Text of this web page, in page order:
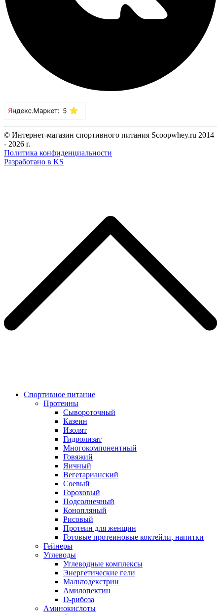
© Интернет-магазин спортивного питания Scoopwhey.ru 2014
- 2026 г.
Политика конфиденциальности
Разработано в KS
Спортивное питание
Протеины
Сывороточный
Казеин
Изолят
Гидролизат
Многокомпонентный
Говяжий
Яичный
Вегетарианский
Соевый
Гороховый
Подсолнечный
Конопляный
Рисовый
Протеин для женщин
Готовые протеиновые коктейли, напитки
Гейнеры
Углеводы
Углеводные комплексы
Энергетические гели
Мальтодекстрин
Амилопектин
D-рибоза
Аминокислоты